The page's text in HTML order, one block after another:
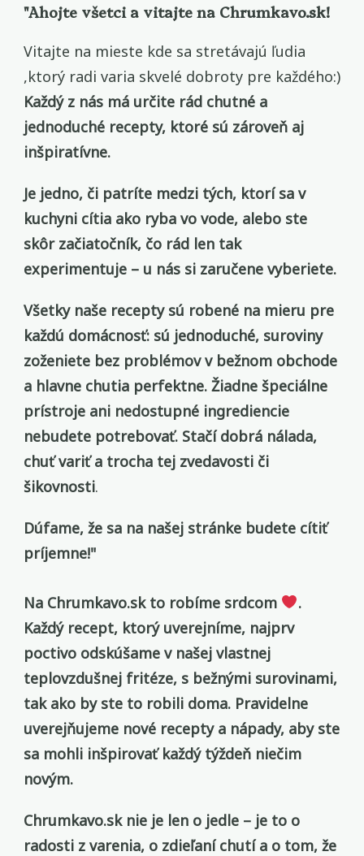
"Ahojte všetci a vitajte na Chrumkavo.sk!
Vitajte na mieste kde sa stretávajú ľudia
,ktorý radi varia skvelé dobroty pre každého:)
Každý z nás má určite rád chutné a
jednoduché recepty, ktoré sú zároveň aj
inšpiratívne.
Je jedno, či patríte medzi tých, ktorí sa v
kuchyni cítia ako ryba vo vode, alebo ste
skôr začiatočník, čo rád len tak
experimentuje – u nás si zaručene vyberiete.
Všetky naše recepty sú robené na mieru pre
každú domácnosť: sú jednoduché, suroviny
zoženiete bez problémov v bežnom obchode
a hlavne chutia perfektne. Žiadne špeciálne
prístroje ani nedostupné ingrediencie
nebudete potrebovať. Stačí dobrá nálada,
chuť variť a trocha tej zvedavosti či
šikovnosti.
Dúfame, že sa na našej stránke budete cítiť
príjemne!"
Na Chrumkavo.sk to robíme srdcom
.
Každý recept, ktorý uverejníme, najprv
poctivo odskúšame v našej vlastnej
teplovzdušnej fritéze, s bežnými surovinami,
tak ako by ste to robili doma. Pravidelne
uverejňujeme nové recepty a nápady, aby ste
sa mohli inšpirovať každý týždeň niečim
novým.
Chrumkavo.sk nie je len o jedle – je to o
radosti z varenia, o zdieľaní chutí a o tom, že